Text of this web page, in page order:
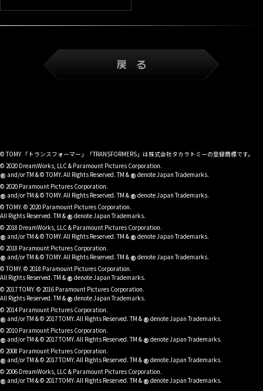
© TOMY 「トランスフォーマー」「TRANSFORMERS」は株式会社タカラトミーの登録商標です。
© 2020 DreamWorks, LLC & Paramount Pictures Corporation.
® and/or TM & © TOMY. All Rights Reserved. TM & ® denote Japan Trademarks.
© 2020 Paramount Pictures Corporation.
® and/or TM & © TOMY. All Rights Reserved. TM & ® denote Japan Trademarks.
© TOMY. © 2020 Paramount Pictures Corporation.
All Rights Reserved. TM & ® denote Japan Trademarks.
© 2018 DreamWorks, LLC & Paramount Pictures Corporation.
® and/or TM & © TOMY. All Rights Reserved. TM & ® denote Japan Trademarks.
© 2018 Paramount Pictures Corporation.
® and/or TM & © TOMY. All Rights Reserved. TM & ® denote Japan Trademarks.
© TOMY. © 2018 Paramount Pictures Corporation.
All Rights Reserved. TM & ® denote Japan Trademarks.
© 2017 TOMY. © 2016 Paramount Pictures Corporation.
All Rights Reserved. TM & ® denote Japan Trademarks.
© 2014 Paramount Pictures Corporation.
® and/or TM & © 2017 TOMY. All Rights Reserved. TM & ® denote Japan Trademarks.
© 2010 Paramount Pictures Corporation.
® and/or TM & © 2017 TOMY. All Rights Reserved. TM & ® denote Japan Trademarks.
© 2008 Paramount Pictures Corporation.
® and/or TM & © 2017 TOMY. All Rights Reserved. TM & ® denote Japan Trademarks.
© 2006 DreamWorks, LLC & Paramount Pictures Corporation.
® and/or TM & © 2017 TOMY. All Rights Reserved. TM & ® denote Japan Trademarks.